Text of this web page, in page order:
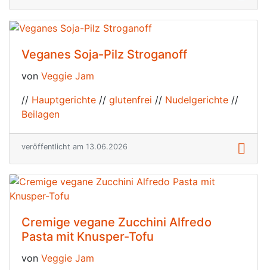
Veganes Soja-Pilz Stroganoff
von Veggie Jam
// Hauptgerichte // glutenfrei // Nudelgerichte //
Beilagen
veröffentlicht am 13.06.2026
Cremige vegane Zucchini Alfredo
Pasta mit Knusper-Tofu
von Veggie Jam